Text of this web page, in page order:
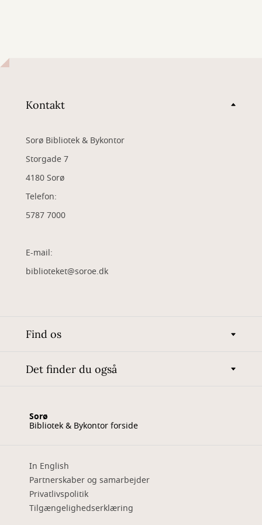
Kontakt
Sorø Bibliotek & Bykontor
Storgade 7
4180 Sorø
Telefon:
5787 7000
E-mail:
biblioteket@soroe.dk
Find os
Det finder du også
Sorø
Bibliotek & Bykontor forside
In English
Partnerskaber og samarbejder
Privatlivspolitik
Tilgængelighedserklæring